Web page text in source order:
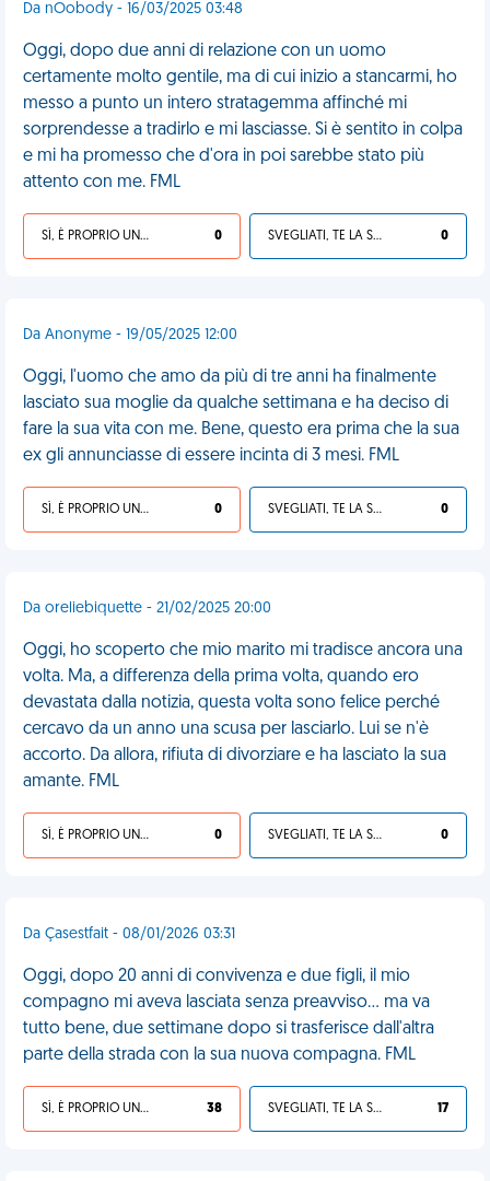
Da nOobody - 16/03/2025 03:48
Oggi, dopo due anni di relazione con un uomo
certamente molto gentile, ma di cui inizio a stancarmi, ho
messo a punto un intero stratagemma affinché mi
sorprendesse a tradirlo e mi lasciasse. Si è sentito in colpa
e mi ha promesso che d'ora in poi sarebbe stato più
attento con me. FML
SÌ, È PROPRIO UNA VDM! 0 SVEGLIATI, TE LA SEI CERCATA! 0
Da Anonyme - 19/05/2025 12:00
Oggi, l'uomo che amo da più di tre anni ha finalmente
lasciato sua moglie da qualche settimana e ha deciso di
fare la sua vita con me. Bene, questo era prima che la sua
ex gli annunciasse di essere incinta di 3 mesi. FML
SÌ, È PROPRIO UNA VDM! 0 SVEGLIATI, TE LA SEI CERCATA! 0
Da oreliebiquette - 21/02/2025 20:00
Oggi, ho scoperto che mio marito mi tradisce ancora una
volta. Ma, a differenza della prima volta, quando ero
devastata dalla notizia, questa volta sono felice perché
cercavo da un anno una scusa per lasciarlo. Lui se n'è
accorto. Da allora, rifiuta di divorziare e ha lasciato la sua
amante. FML
SÌ, È PROPRIO UNA VDM! 0 SVEGLIATI, TE LA SEI CERCATA! 0
Da Çasestfait - 08/01/2026 03:31
Oggi, dopo 20 anni di convivenza e due figli, il mio
compagno mi aveva lasciata senza preavviso… ma va
tutto bene, due settimane dopo si trasferisce dall'altra
parte della strada con la sua nuova compagna. FML
SÌ, È PROPRIO UNA VDM! 38 SVEGLIATI, TE LA SEI CERCATA! 17